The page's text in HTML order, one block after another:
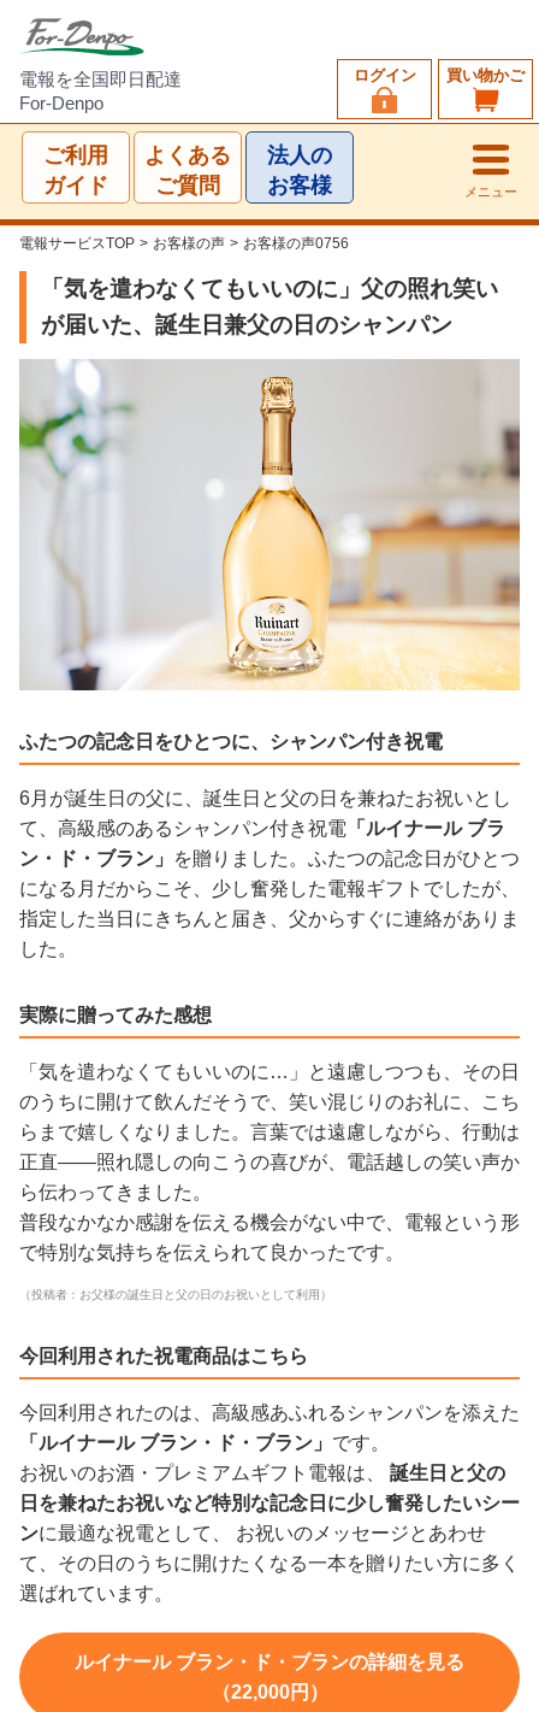
電報を全国即日配達
For-Denpo
買い物かご
ログイン
ご利用
ガイド
よくある
ご質問
法人の
お客様
メニュー
電報サービスTOP > お客様の声 > お客様の声0756
「気を遣わなくてもいいのに」父の照れ笑い
が届いた、誕生日兼父の日のシャンパン
ふたつの記念日をひとつに、シャンパン付き祝電
6月が誕生日の父に、誕生日と父の日を兼ねたお祝いとし
て、高級感のあるシャンパン付き祝電 「ルイナール ブラ
ン・ド・ブラン」
を贈りました。ふたつの記念日がひとつ
になる月だからこそ、少し奮発した電報ギフトでしたが、
指定した当日にきちんと届き、父からすぐに連絡がありま
した。
実際に贈ってみた感想
「気を遣わなくてもいいのに…」と遠慮しつつも、その日
のうちに開けて飲んだそうで、笑い混じりのお礼に、こち
らまで嬉しくなりました。言葉では遠慮しながら、行動は
正直——照れ隠しの向こうの喜びが、電話越しの笑い声か
ら伝わってきました。
普段なかなか感謝を伝える機会がない中で、電報という形
で特別な気持ちを伝えられて良かったです。
（投稿者：お父様の誕生日と父の日のお祝いとして利用）
今回利用された祝電商品はこちら
今回利用されたのは、高級感あふれるシャンパンを添えた
「ルイナール ブラン・ド・ブラン」 です。
お祝いのお酒・プレミアムギフト電報は、 誕生日と父の
日を兼ねたお祝いなど特別な記念日に少し奮発したいシー
ンに最適な祝電として、 お祝いのメッセージとあわせ
て、その日のうちに開けたくなる一本を贈りたい方に多く
選ばれています。
ルイナール ブラン・ド・ブランの詳細を見る
（22,000円）